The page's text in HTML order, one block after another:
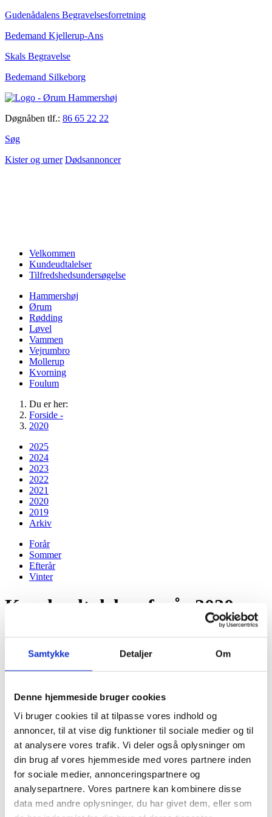
Samtykke Detaljer Om
Denne hjemmeside bruger cookies
Vi bruger cookies til at tilpasse vores indhold og
annoncer, til at vise dig funktioner til sociale medier og til
at analysere vores trafik. Vi deler også oplysninger om
din brug af vores hjemmeside med vores partnere inden
for sociale medier, annonceringspartnere og
analysepartnere. Vores partnere kan kombinere disse
data med andre oplysninger, du har givet dem, eller som
Gudenådalens Begravelsesforretning
Bedemand Kjellerup-Ans
Skals Begravelse
Bedemand Silkeborg
Døgnåben tlf.: 86 65 22 22
Søg
Kister og urner Dødsannoncer
Velkommen
Kundeudtalelser
Tilfredshedsundersøgelse
Hammershøj
Ørum
Rødding
Løvel
Vammen
Vejrumbro
Mollerup
Kvorning
Foulum
Du er her:
Forside -
2020
2025
2024
2023
2022
2021
2020
2019
Arkiv
Forår
Sommer
Efterår
Vinter
Kundeudtalelser forår 2020
D. 28.06.2020
Der var god tid og rum, så vi følte os trygge ved det hele”.
på fra start til slut – det kunne ikke gøres bedre. Stor tak til ham."
D. 25.06.2020
”Vi har været meget tilfredse med hele forløbet, bortset fra Corona”.
Venlig hilsen Birgit
D. 19.06.2020
”Helt igennem et professionelt forløb med god rådgivning og
vejledning – tak!”
D. 19.06.2020